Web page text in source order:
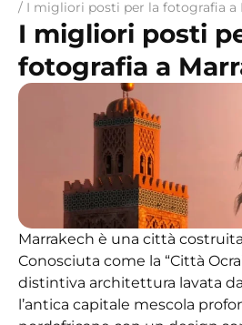
/ I migliori posti per la fotografia a
I migliori posti
fotografia a
Marrakech è una città
Conosciuta come la “Città
distintiva architettura lavata
l’antica capitale mescola